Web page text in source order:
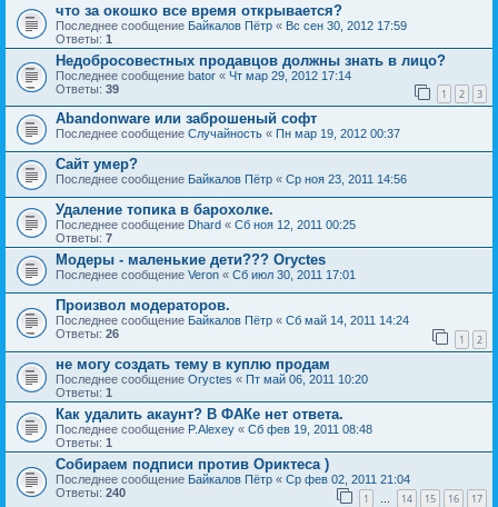
что за окошко все время открывается?
Последнее сообщение Байкалов Пётр « Вс сен 30, 2012 17:59
Ответы: 1
Недобросовестных продавцов должны знать в лицо?
Последнее сообщение bator « Чт мар 29, 2012 17:14
Ответы: 39 1 2 3
Abandonware или заброшеный софт
Последнее сообщение Случайность « Пн мар 19, 2012 00:37
Сайт умер?
Последнее сообщение Байкалов Пётр « Ср ноя 23, 2011 14:56
Удаление топика в барохолке.
Последнее сообщение Dhard « Сб ноя 12, 2011 00:25
Ответы: 7
Модеры - маленькие дети??? Oryctes
Последнее сообщение Veron « Сб июл 30, 2011 17:01
Произвол модераторов.
Последнее сообщение Байкалов Пётр « Сб май 14, 2011 14:24
Ответы: 26 1 2
не могу создать тему в куплю продам
Последнее сообщение Oryctes « Пт май 06, 2011 10:20
Ответы: 1
Как удалить акаунт? В ФАКе нет ответа.
Последнее сообщение P.Alexey « Сб фев 19, 2011 08:48
Ответы: 1
Собираем подписи против Ориктеса )
Последнее сообщение Байкалов Пётр « Ср фев 02, 2011 21:04
Ответы: 240 1 … 14 15 16 17